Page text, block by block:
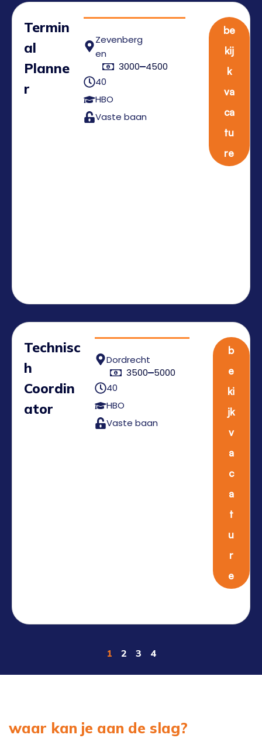
Termin
al
Planne
r
Zevenberg
en
3000 4500
40
HBO
Vaste baan
be
kij
k
va
ca
tu
re
Technisc
h
Coordin
ator
Dordrecht
3500 5000
40
HBO
Vaste baan
b
e
ki
jk
v
a
c
a
t
u
r
e
1 2 3 4
waar kan je aan de slag?